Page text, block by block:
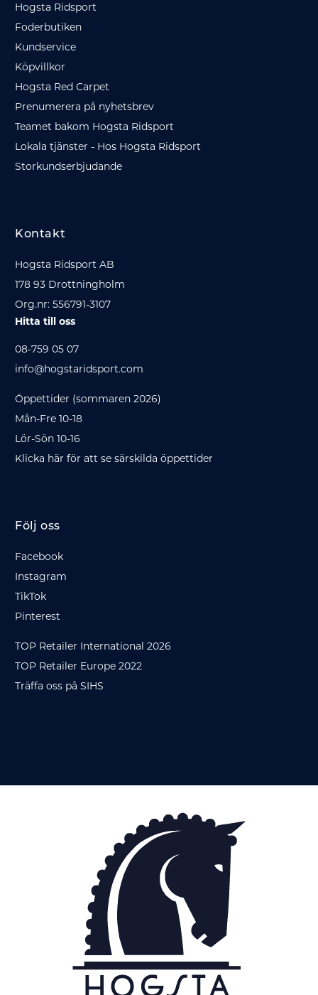
Hogsta Ridsport
Foderbutiken
Kundservice
Köpvillkor
Hogsta Red Carpet
Prenumerera på nyhetsbrev
Teamet bakom Hogsta Ridsport
Lokala tjänster - Hos Hogsta Ridsport
Storkundserbjudande
Kontakt
Hogsta Ridsport AB
178 93 Drottningholm
Org.nr: 556791-3107
Hitta till oss
08-759 05 07
info@hogstaridsport.com
Öppettider (sommaren 2026)
Mån-Fre 10-18
Lör-Sön 10-16
Klicka här för att se särskilda öppettider
Följ oss
Facebook
Instagram
TikTok
Pinterest
TOP Retailer International 2026
TOP Retailer Europe 2022
Träffa oss på SIHS